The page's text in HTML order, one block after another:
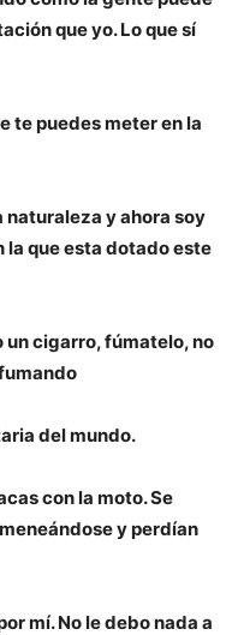
que yo. Lo que sí
te puedes meter en la
naturaleza y ahora soy
la que esta dotado este
un cigarro, fúmatelo, no
del mundo.
con la moto. Se
y perdían
mí. No le debo nada a